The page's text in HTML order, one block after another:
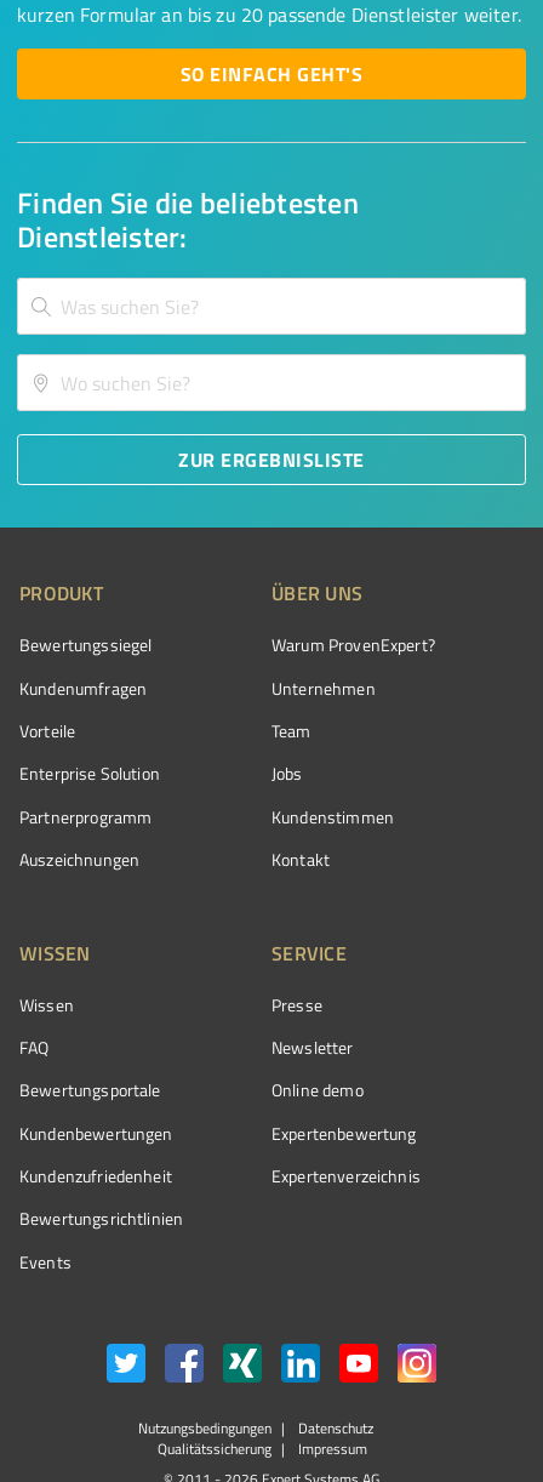
Finden Sie die beliebtesten
Dienstleister:
ZUR ERGEBNISLISTE
kurzen Formular an bis zu 20 passende Dienstleister weiter.
SO EINFACH GEHT'S
PRODUKT
Bewertungssiegel
Kundenumfragen
Vorteile
Enterprise Solution
Partnerprogramm
Auszeichnungen
ÜBER UNS
Warum ProvenExpert?
Unternehmen
Team
Jobs
Kundenstimmen
Kontakt
WISSEN
Wissen
FAQ
Bewertungsportale
Kundenbewertungen
Kundenzufriedenheit
Bewertungs­richtlinien
Events
SERVICE
Presse
Newsletter
Online demo
Expertenbewertung
Expertenverzeichnis
Nutzungsbedingungen
Datenschutz
Qualitätssicherung
Impressum